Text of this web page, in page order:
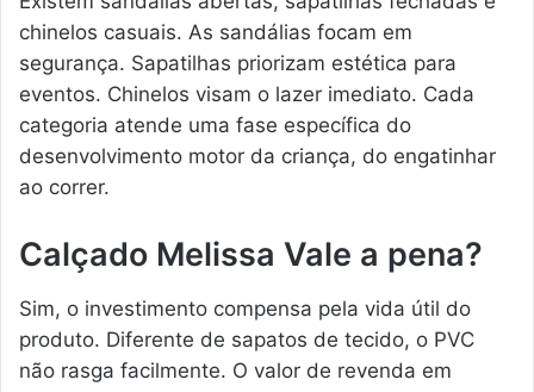
chinelos casuais. As sandálias focam em
segurança. Sapatilhas priorizam estética para
eventos. Chinelos visam o lazer imediato. Cada
categoria atende uma fase específica do
desenvolvimento motor da criança, do engatinhar
ao correr.
Calçado Melissa Vale a pena?
Sim, o investimento compensa pela vida útil do
produto. Diferente de sapatos de tecido, o PVC
não rasga facilmente. O valor de revenda em